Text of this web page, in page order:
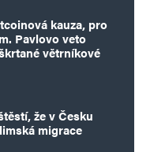
kauza, pro
Pavlovo veto
větrníkové
že v Česku
migrace